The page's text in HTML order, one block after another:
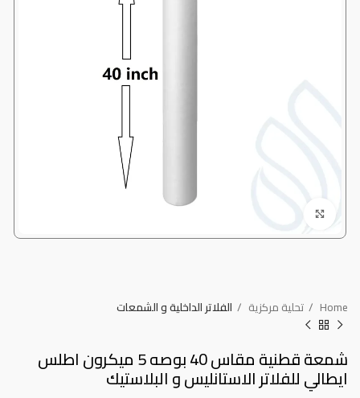
Home تحلية مركزية الفلاتر الداخلية و الشمعات
شمعة قطنية مقاس 40 بوصه 5 ميكرون اطلس
ايطالي للفلاتر الاستانليس و البلاستيك